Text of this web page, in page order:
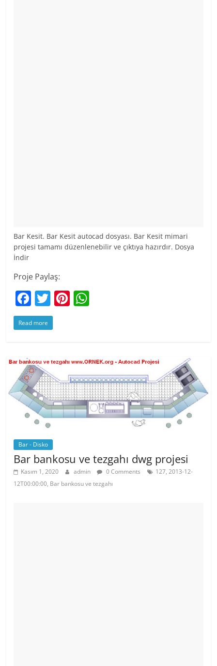
Bar Kesit. Bar Kesit autocad dosyası. Bar Kesit mimari
projesi tamamı düzenlenebilir ve çıktıya hazırdır. Dosya
İndir
Proje Paylaş:
F
a
c
b
o
o
k
T
w
itt
Pi
st A
p
p
Read more
Bar - Disko
Bar bankosu ve tezgahı dwg projesi
Kasım 1, 2020 admin 0 Comments
127, 2013-12-
12T00:00:00, Bar bankosu ve tezgahı